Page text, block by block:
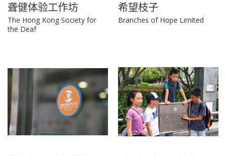
聋健体验工作坊
The Hong Kong Society for
the Deaf
希望枝子
Branches of Hope Limited